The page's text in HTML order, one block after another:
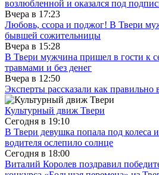
возлюбленной и оказался под
Вчера в 17:23
Любовь, ссора и поджог! В Твери
бывшей сожительницы
Вчера в 15:28
В Твери мужчина пришел в гости к
травмами и без денег
Вчера в 12:50
Эксперты рассказали как правильно
Культурный движ Твери
Сегодня в 19:10
В Твери девушка попала под колеса
водителя ослепило солнце
Сегодня в 18:00
Виталий Королев поздравил